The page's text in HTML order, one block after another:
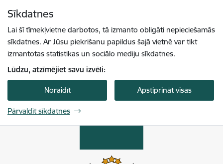
Sīkdatnes
Lai šī tīmekļvietne darbotos, tā izmanto obligāti nepieciešamās
sīkdatnes. Ar Jūsu piekrišanu papildus šajā vietnē var tikt
izmantotas statistikas un sociālo mediju sīkdatnes.
Lūdzu, atzīmējiet savu izvēli:
Noraidīt Apstiprināt visas
Pārvaldīt sīkdatnes